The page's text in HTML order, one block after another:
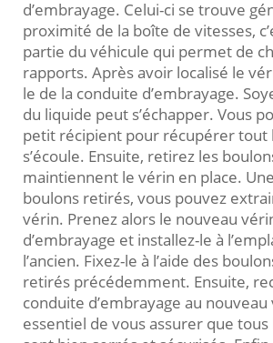
d’embrayage. Celui-ci se trouve
proximité de la boîte de vitesses,
partie du véhicule qui permet de
rapports. Après avoir localisé le
le de la conduite d’embrayage.
du liquide peut s’échapper. Vous
petit récipient pour récupérer tout
s’écoule. Ensuite, retirez les
maintiennent le vérin en place.
boulons retirés, vous pouvez
vérin. Prenez alors le nouveau
d’embrayage et installez-le à
l’ancien. Fixez-le à l’aide des
retirés précédemment. Ensuite,
conduite d’embrayage au
essentiel de vous assurer que tous